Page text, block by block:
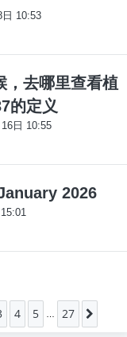
日 10:53
，去哪里查看植
的定义
日 10:55
2026
4 5 27